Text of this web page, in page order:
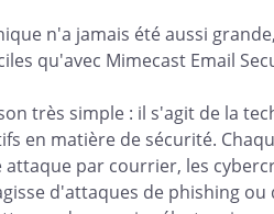
n'a jamais été aussi
qu'avec Mimecast Email
très simple : il s'agit de la
en matière de sécurité.
par courrier, les
d'attaques de phishing ou